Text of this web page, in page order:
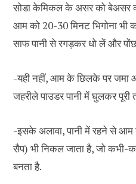
सोडा केमिकल के असर को बेअसर
आम को 20-30 मिनट भिगोना भी
साफ पानी से रगड़कर धो लें और
-यही नहीं, आम के छिलके पर जमा
जहरीले पाउडर पानी में घुलकर पूरी
-इसके अलावा, पानी में रहने से आम
सैप) भी निकल जाता है, जो कभी-
बनता है.